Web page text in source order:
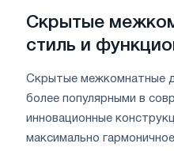
Скрытые
стиль и
Скрытые межкомнатные
более популярными в
инновационные
максимально